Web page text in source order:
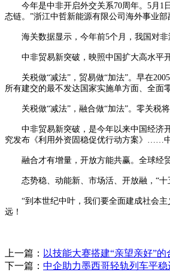
今年是中非开启外交关系70周年。5月1日
态链。”浙江中哲新能源有限公司海外事业
海关数据显示，今年前5个月，我国对非
中非贸易新突破，映照中国扩大高水平开
关税做“减法”，贸易做“加法”。早在
所有建交的最不发达国家实施单方面、全面
关税做“减法”，融合做“加法”。零关税将
中非贸易新突破，是今年以来中国经济开
究发布《利用外资固稳促优行动方案》……中
融合才有增量，开放方能共赢。全球经贸
态势稳、动能新、市场活、开放融，“十
“到本世纪中叶，我们要全面建成社会主
远！
上一篇： 以技能大赛搭建“亲望亲好”的
下一篇： 中企助力墨西哥轻轨列车平稳